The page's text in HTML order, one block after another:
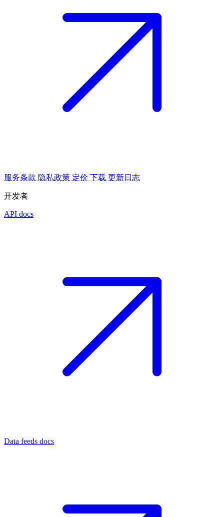
服务条款 隐私政策 定价 下载 更新日志
开发者
API docs
Data feeds docs